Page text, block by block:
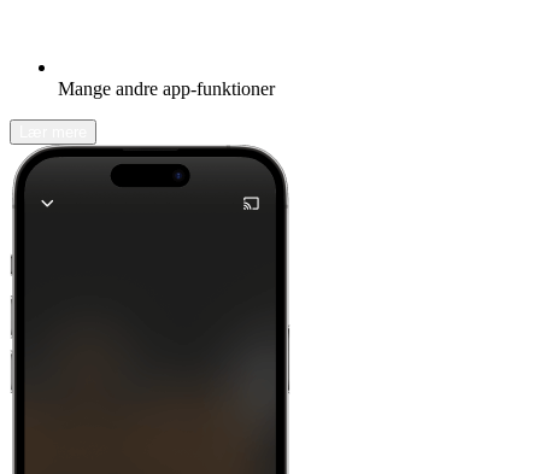
Mange andre app-funktioner